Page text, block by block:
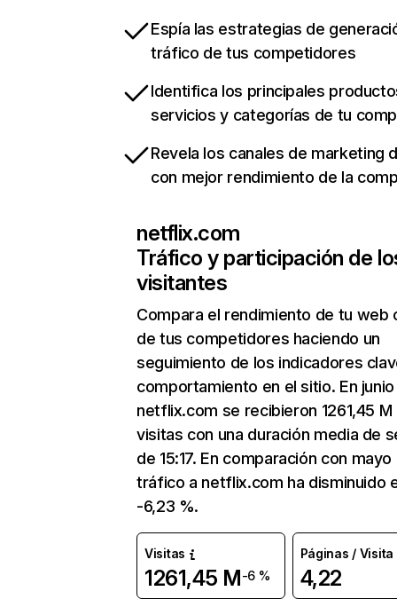
Espía las estrategias de
tráfico de tus competidores
Identifica los principales
servicios y categorías de tu
Revela los canales de marketing
con mejor rendimiento de la
netflix.com
Tráfico y participación de
visitantes
Compara el rendimiento de tu web
de tus competidores haciendo un
seguimiento de los indicadores
comportamiento en el sitio. En junio
netflix.com se recibieron 1261,45 M
visitas con una duración media de
de 15:17. En comparación con mayo
tráfico a netflix.com ha disminuido
-6,23 %.
Visitas
1261,45 M-6 %
Páginas / Visita
4,22